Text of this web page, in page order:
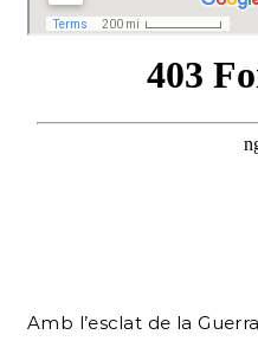
Amb l’esclat de la